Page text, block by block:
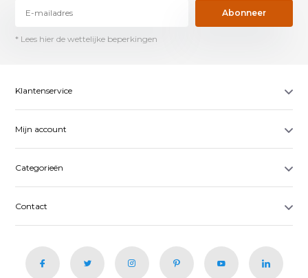
Abonneer
* Lees hier de wettelijke beperkingen
Klantenservice
Mijn account
Categorieën
Contact